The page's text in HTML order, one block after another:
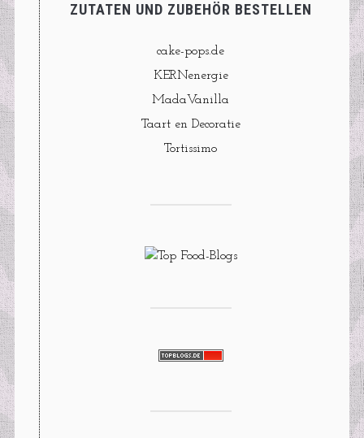
ZUTATEN UND ZUBEHÖR BESTELLEN
cake-pops.de
KERNenergie
MadaVanilla
Taart en Decoratie
Tortissimo